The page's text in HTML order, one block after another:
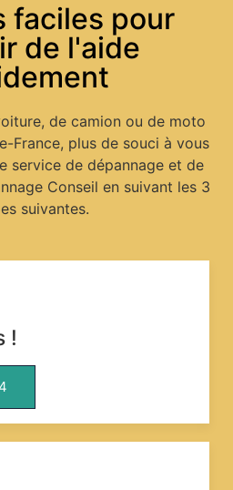
faciles pour
de l'aide
de camion ou de moto
France, plus de souci à vous
service de dépannage et de
Conseil en suivant les 3
suivantes.
!